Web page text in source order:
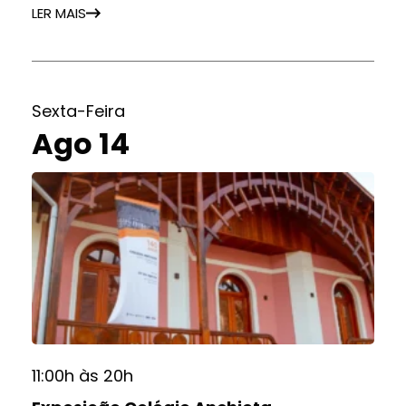
LER MAIS
Sexta-Feira
Ago 14
11:00h às 20h